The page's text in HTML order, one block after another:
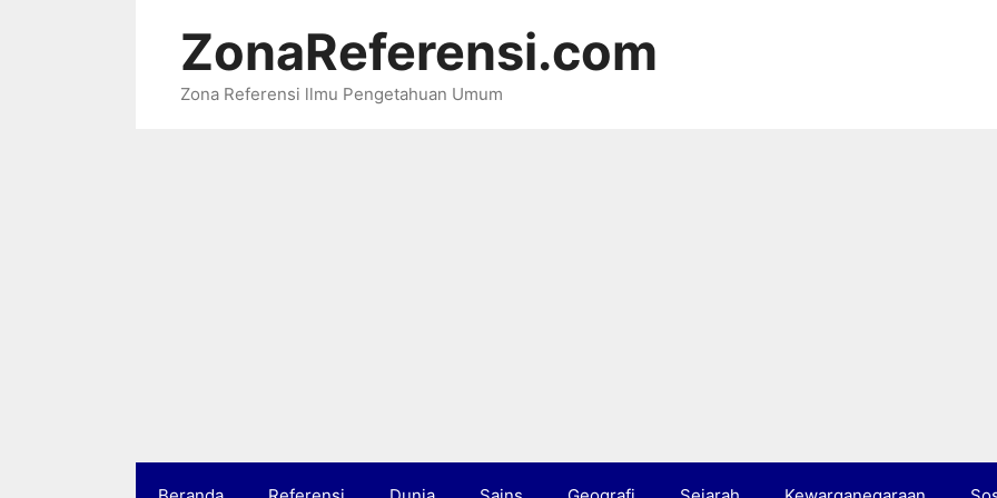
ZonaReferensi.com
Zona Referensi llmu Pengetahuan Umum